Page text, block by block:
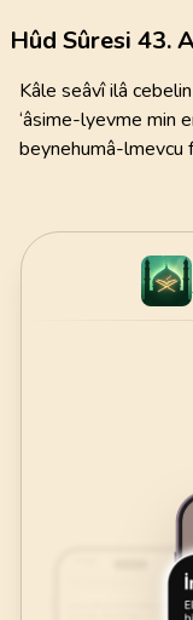
Hûd Sûresi 43.
Kâle seâvî ilâ
‘âsime-lyevme min
beynehumâ-lmevcu